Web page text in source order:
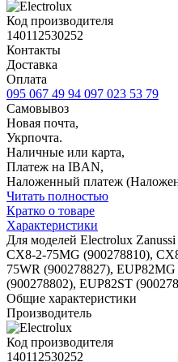
Код производителя
140112530252
Контакты
Доставка
Оплата
095 067 49 94 097 023 53 79
Самовывоз
Новая почта,
Укрпочта.
Наличные или карта,
Платеж на IBAN,
Наложенный платеж
Читать полностью
Кратко о товаре
Характеристики
Для моделей Electrolux
CX8-2-75MG (900278810),
75WR (900278827),
(900278802), EUP82ST
Общие характеристики
Производитель
Код производителя
140112530252